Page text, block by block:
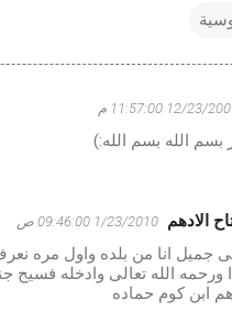
23/2009 11:57:00 م
بسم الله بسم الله:)
الادهم 1/23/2010 09:46:00 ص
جميل انا من بلده واول مره
ورحمه الله تعالى وادخله فسيح
ابن كوم حماده